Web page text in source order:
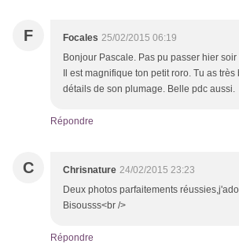
F Focales 25/02/2015 06:19
Bonjour Pascale. Pas pu passer hier
Il est magnifique ton petit roro. Tu as
détails de son plumage. Belle pdc aussi.
Répondre
C Chrisnature 24/02/2015 23:23
Deux photos parfaitements
Bisousss<br />
Répondre